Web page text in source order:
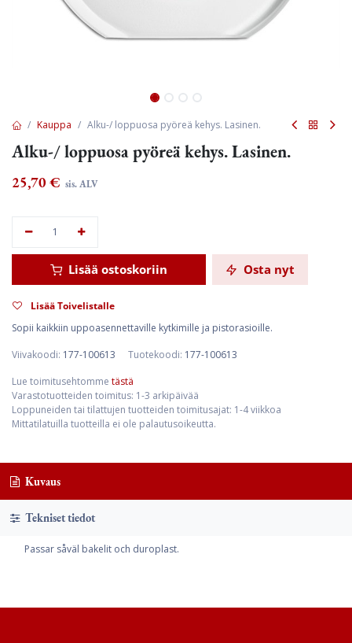
Kauppa Alku-/ loppuosa pyöreä kehys. Lasinen.
Alku-/ loppuosa pyöreä kehys. Lasinen.
25,70 € sis. ALV
Lisää ostoskoriin Osta nyt
Lisää Toivelistalle
Sopii kaikkiin uppoasennettaville kytkimille ja pistorasioille.
Viivakoodi: 177-100613 Tuotekoodi: 177-100613
Lue toimitusehtomme tästä
Varastotuotteiden toimitus: 1-3 arkipäivää
Loppuneiden tai tilattujen tuotteiden toimitusajat: 1-4 viikkoa
Mittatilatuilla tuotteilla ei ole palautusoikeutta.
Kuvaus
Tekniset tiedot
Passar såväl bakelit och duroplast.